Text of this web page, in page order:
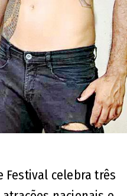
Festival celebra três